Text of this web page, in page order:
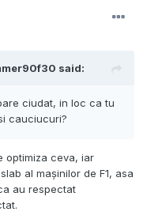
said:
ciudat, in loc ca tu
cauciucuri?
optimiza ceva, iar
al mașinilor de F1, asa
au respectat